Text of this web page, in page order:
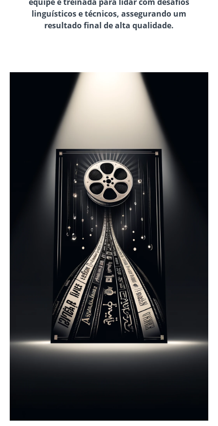
linguísticos e técnicos, assegurando um
resultado final de alta qualidade.